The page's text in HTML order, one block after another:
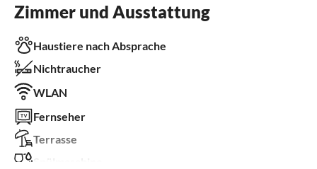
Zimmer und Ausstattung
Haustiere nach Absprache
Nichtraucher
WLAN
Fernseher
Terrasse